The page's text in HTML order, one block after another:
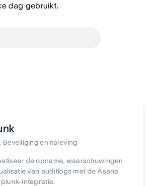
dag gebruikt.
Beveiliging en naleving
de opname, waarschuwingen
van auditlogs met de Asana
integratie.